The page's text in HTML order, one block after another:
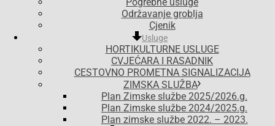
Održavanje groblja
Cjenik
Usluge
HORTIKULTURNE USLUGE
CVJEĆARA I RASADNIK
CESTOVNO PROMETNA SIGNALIZACIJA
ZIMSKA SLUŽBA
Plan Zimske službe 2025/2026.g.
Plan Zimske službe 2024/2025.g.
Plan zimske službe 2022. – 2023.